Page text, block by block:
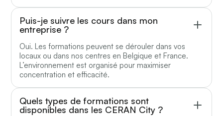
Puis-je suivre les cours dans mon
entreprise ?
Oui. Les formations peuvent se dérouler dans vos
locaux ou dans nos centres en Belgique et France.
L’environnement est organisé pour maximiser
concentration et efficacité.
Quels types de formations sont
disponibles dans les CERAN City ?